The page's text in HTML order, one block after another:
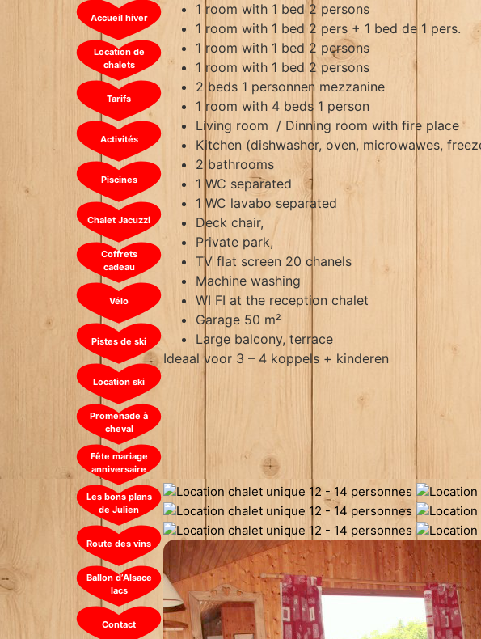
Accueil hiver
Location de
chalets
Tarifs
Activités
Piscines
Chalet Jacuzzi
Coffrets
cadeau
Vélo
Pistes de ski
Location ski
Promenade à
cheval
Fête mariage
anniversaire
Les bons plans
de Julien
Route des vins
Ballon d’Alsace
lacs
Contact
1 room with 1 bed 2 persons
1 room with 1 bed 2 pers + 1 bed de 1 pers.
1 room with 1 bed 2 persons
1 room with 1 bed 2 persons
2 beds 1 personnen mezzanine
1 room with 4 beds 1 person
Living room / Dinning room with fire place
Kitchen (dishwasher, oven, microwawes,
2 bathrooms
1 WC separated
1 WC lavabo separated
Deck chair,
Private park,
TV flat screen 20 chanels
Machine washing
WI FI at the reception chalet
Garage 50 m²
Large balcony, terrace
Ideaal voor 3 – 4 koppels + kinderen